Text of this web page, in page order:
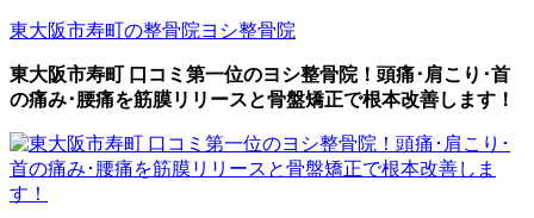
東大阪市寿町の整骨院ヨシ整骨院
東大阪市寿町 口コミ第一位のヨシ整骨院！頭痛･肩こり･首
の痛み･腰痛を筋膜リリースと骨盤矯正で根本改善します！